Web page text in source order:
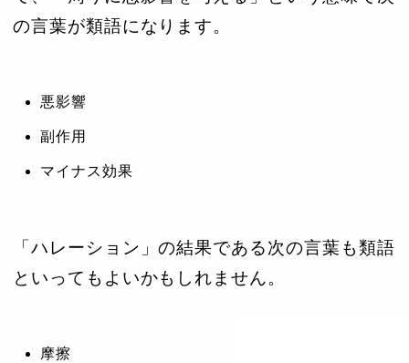
の言葉が類語になります。
悪影響
副作用
マイナス効果
「ハレーション」の結果である次の言葉も類語
といってもよいかもしれません。
摩擦